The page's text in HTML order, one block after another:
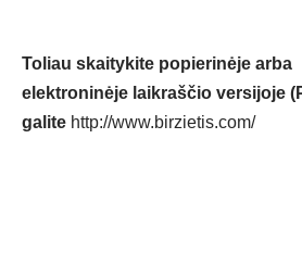
Toliau skaitykite popierinėje arba
elektroninėje laikraščio versijoje
galite http://www.birzietis.com/